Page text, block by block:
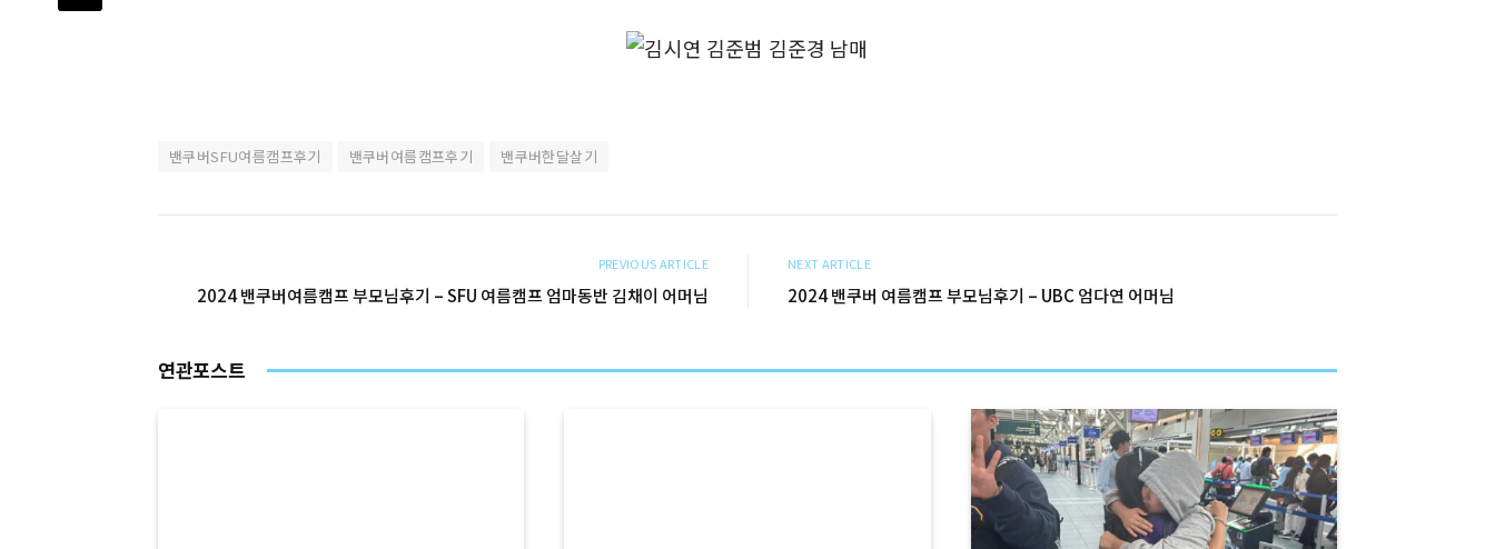
밴쿠버SFU여름캠프후기 밴쿠버여름캠프후기 밴쿠버한달살기
PREVIOUS ARTICLE
2024 밴쿠버여름캠프 부모님후기 – SFU 여름캠프 엄마동반 김채이 어머님
NEXT ARTICLE
2024 밴쿠버 여름캠프 부모님후기 – UBC 엄다연 어머님
연관포스트